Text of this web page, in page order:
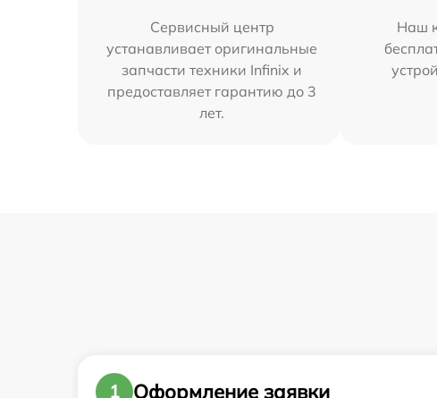
Сервисный центр
устанавливает оригинальные
запчасти техники Infinix и
предоставляет гарантию до 3
лет.
Наш
1
Оформление заявки